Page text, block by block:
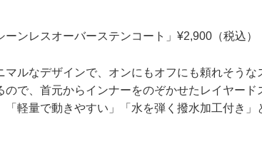
ンレスオーバーステンコート」¥2,900（税込）
マルなデザインで、オンにもオフにも頼れそう
ので、首元からインナーをのぞかせたレイヤー
「軽量で動きやすい」「水を弾く撥水加工付き」